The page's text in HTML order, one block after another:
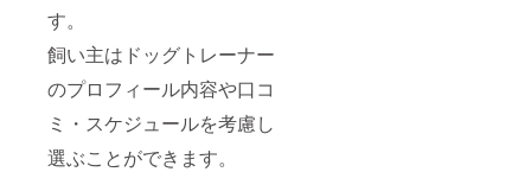
す。
飼い主はドッグトレーナー
のプロフィール内容や口コ
ミ・スケジュールを考慮し
選ぶことができます。